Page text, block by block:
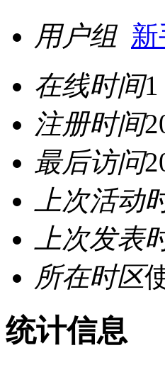
用户组
在线时间
注册时间
最后访问
上次活动
上次发表
所在时区
统计信息